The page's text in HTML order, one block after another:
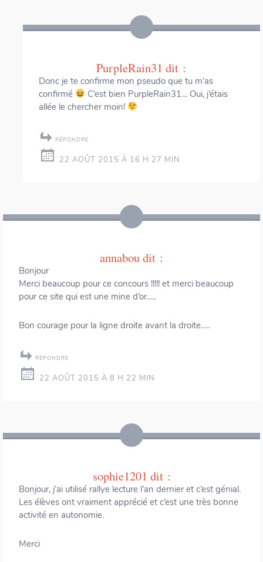
PurpleRain31 dit :
Donc je te confirme mon pseudo que tu m’as
confirmé
C’est bien PurpleRain31… Oui, j’étais
allée le chercher moin!
RÉPONDRE
22 AOÛT 2015 À 16 H 27 MIN
annaboudit :
Bonjour
Merci beaucoup pour ce concours !!!!! et merci beaucoup
pour ce site qui est une mine d’or…..
Bon courage pour la ligne droite avant la droite…..
RÉPONDRE
22 AOÛT 2015 À 8 H 22 MIN
sophie1201 dit :
Bonjour, j’ai utilisé rallye lecture l’an dernier et c’est génial.
Les élèves ont vraiment apprécié et c’est une très bonne
activité en autonomie.
Merci